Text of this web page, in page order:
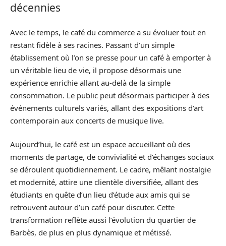
décennies
Avec le temps, le café du commerce a su évoluer tout en
restant fidèle à ses racines. Passant d’un simple
établissement où l’on se presse pour un café à emporter à
un véritable lieu de vie, il propose désormais une
expérience enrichie allant au-delà de la simple
consommation. Le public peut désormais participer à des
événements culturels variés, allant des expositions d’art
contemporain aux concerts de musique live.
Aujourd’hui, le café est un espace accueillant où des
moments de partage, de convivialité et d’échanges sociaux
se déroulent quotidiennement. Le cadre, mêlant nostalgie
et modernité, attire une clientèle diversifiée, allant des
étudiants en quête d’un lieu d’étude aux amis qui se
retrouvent autour d’un café pour discuter. Cette
transformation reflète aussi l’évolution du quartier de
Barbès, de plus en plus dynamique et métissé.